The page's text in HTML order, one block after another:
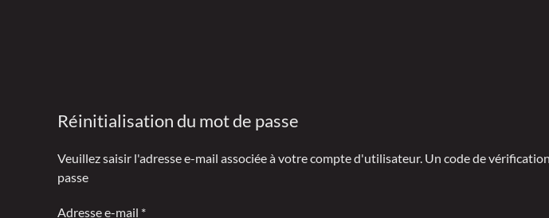
Réinitialisation du mot de passe
Veuillez saisir l'adresse e-mail associée à votre compte d'utilisateur. Un code de
passe
Adresse e-mail *